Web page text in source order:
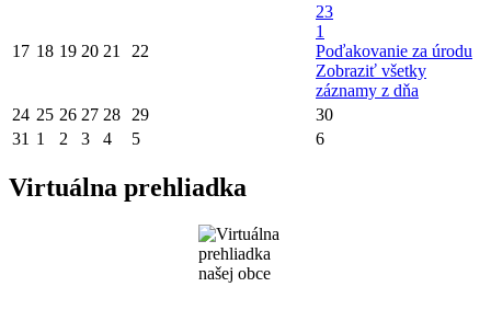
17 18 19 20 21 22
23
1
Poďakovanie za úrodu
Zobraziť všetky
záznamy z dňa
24 25 26 27 28 29
30
31 1 2 3 4 5 6
Virtuálna prehliadka